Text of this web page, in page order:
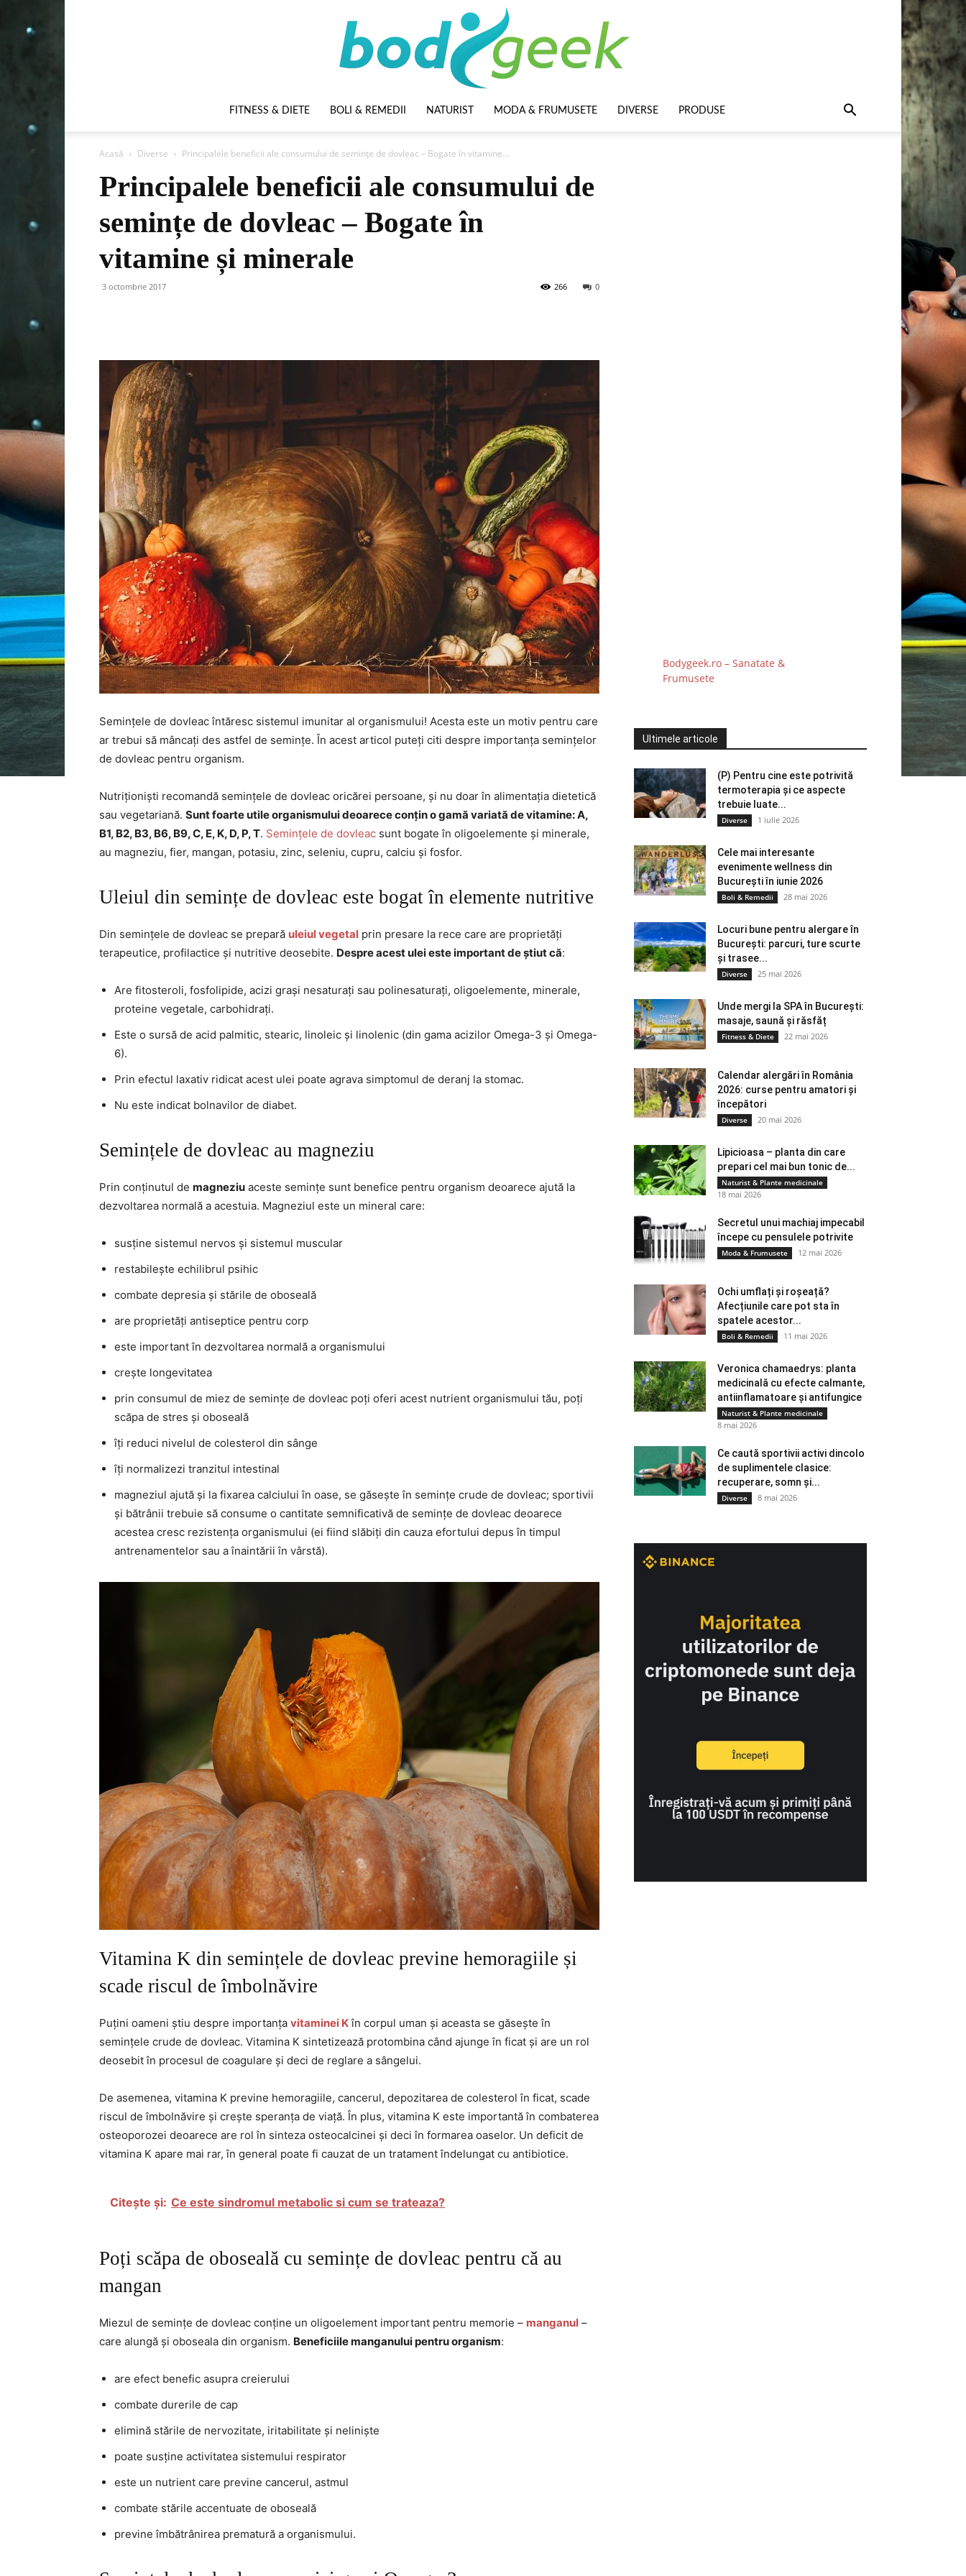
FITNESS & DIETE BOLI & REMEDII NATURIST MODA & FRUMUSETE DIVERSE PRODUSE
Acasă Diverse Principalele beneficii ale consumului de semințe de dovleac – Bogate în vitamine...
Principalele beneficii ale consumului de
semințe de dovleac – Bogate în
vitamine și minerale
3 octombrie 2017 0
266
Semințele de dovleac întăresc sistemul imunitar al organismului! Acesta este un motiv pentru care
ar trebui să mâncați des astfel de semințe. În acest articol puteți citi despre importanța semințelor
de dovleac pentru organism.
Nutriționiști recomandă semințele de dovleac oricărei persoane, și nu doar în alimentația dietetică
sau vegetariană. Sunt foarte utile organismului deoarece conțin o gamă variată de vitamine: A,
B1, B2, B3, B6, B9, C, E, K, D, P, T. Semințele de dovleac sunt bogate în oligoelemente și minerale,
au magneziu, fier, mangan, potasiu, zinc, seleniu, cupru, calciu și fosfor.
Uleiul din semințe de dovleac este bogat în elemente nutritive
Din semințele de dovleac se prepară uleiul vegetal prin presare la rece care are proprietăți
terapeutice, profilactice și nutritive deosebite. Despre acest ulei este important de știut că:
Are fitosteroli, fosfolipide, acizi grași nesaturați sau polinesaturați, oligoelemente, minerale,
proteine vegetale, carbohidrați.
Este o sursă de acid palmitic, stearic, linoleic și linolenic (din gama acizilor Omega-3 și Omega-
6).
Prin efectul laxativ ridicat acest ulei poate agrava simptomul de deranj la stomac.
Nu este indicat bolnavilor de diabet.
Semințele de dovleac au magneziu
Prin conținutul de magneziu aceste semințe sunt benefice pentru organism deoarece ajută la
dezvoltarea normală a acestuia. Magneziul este un mineral care:
susține sistemul nervos și sistemul muscular
restabilește echilibrul psihic
combate depresia și stările de oboseală
are proprietăți antiseptice pentru corp
este important în dezvoltarea normală a organismului
crește longevitatea
prin consumul de miez de semințe de dovleac poți oferi acest nutrient organismului tău, poți
scăpa de stres și oboseală
îți reduci nivelul de colesterol din sânge
îți normalizezi tranzitul intestinal
magneziul ajută și la fixarea calciului în oase, se găsește în semințe crude de dovleac; sportivii
și bătrânii trebuie să consume o cantitate semnificativă de semințe de dovleac deoarece
acestea cresc rezistența organismului (ei fiind slăbiți din cauza efortului depus în timpul
antrenamentelor sau a înaintării în vârstă).
Vitamina K din semințele de dovleac previne hemoragiile și
scade riscul de îmbolnăvire
Puțini oameni știu despre importanța vitaminei Kîn corpul uman și aceasta se găsește în
semințele crude de dovleac. Vitamina K sintetizează protombina când ajunge în ficat și are un rol
deosebit în procesul de coagulare și deci de reglare a sângelui.
De asemenea, vitamina K previne hemoragiile, cancerul, depozitarea de colesterol în ficat, scade
riscul de îmbolnăvire și crește speranța de viață. În plus, vitamina K este importantă în combaterea
osteoporozei deoarece are rol în sinteza osteocalcinei și deci în formarea oaselor. Un deficit de
vitamina K apare mai rar, în general poate fi cauzat de un tratament îndelungat cu antibiotice.
Citește și: Ce este sindromul metabolic si cum se trateaza?
Poți scăpa de oboseală cu semințe de dovleac pentru că au
mangan
Miezul de semințe de dovleac conține un oligoelement important pentru memorie – manganul –
care alungă și oboseala din organism. Beneficiile manganului pentru organism:
are efect benefic asupra creierului
combate durerile de cap
elimină stările de nervozitate, iritabilitate și neliniște
poate susține activitatea sistemului respirator
este un nutrient care previne cancerul, astmul
combate stările accentuate de oboseală
previne îmbătrânirea prematură a organismului.
Bodygeek.ro – Sanatate &
Frumusete
Ultimele articole
(P) Pentru cine este potrivită
termoterapia și ce aspecte
trebuie luate...
Diverse 1 iulie 2026
Cele mai interesante
evenimente wellness din
București în iunie 2026
Boli & Remedii 28 mai 2026
Locuri bune pentru alergare în
București: parcuri, ture scurte
și trasee...
Diverse 25 mai 2026
Unde mergi la SPA în București:
masaje, saună și răsfăț
Fitness & Diete 22 mai 2026
Calendar alergări în România
2026: curse pentru amatori și
începători
Diverse 20 mai 2026
Lipicioasa – planta din care
prepari cel mai bun tonic de...
Naturist & Plante medicinale
18 mai 2026
Secretul unui machiaj impecabil
începe cu pensulele potrivite
Moda & Frumusete 12 mai 2026
Ochi umflați și roșeață?
Afecțiunile care pot sta în
spatele acestor...
Boli & Remedii 11 mai 2026
Veronica chamaedrys: planta
medicinală cu efecte calmante,
antiinflamatoare și antifungice
Naturist & Plante medicinale
8 mai 2026
Ce caută sportivii activi dincolo
de suplimentele clasice:
recuperare, somn și...
Diverse 8 mai 2026